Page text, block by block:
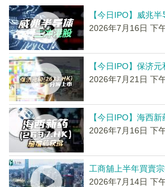
【今日IPO】威兆
2026年7月16日 下
【今日IPO】保济
2026年7月21日 下
【今日IPO】海西
2026年7月16日 下
工商舖上半年買賣
2026年7月14日 下